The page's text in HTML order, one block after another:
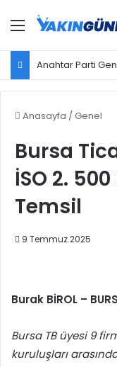
Menü
Anasayfa / Genel
Bursa
İSO 2.
Temsil
9 Temmuz 2025
Burak BİROL –
Bursa TB üyesi 9
kuruluşları